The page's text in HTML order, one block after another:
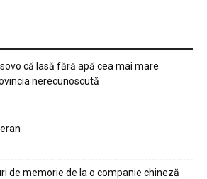
că lasă fără apă cea mai mare
nerecunoscută
de memorie de la o companie chineză